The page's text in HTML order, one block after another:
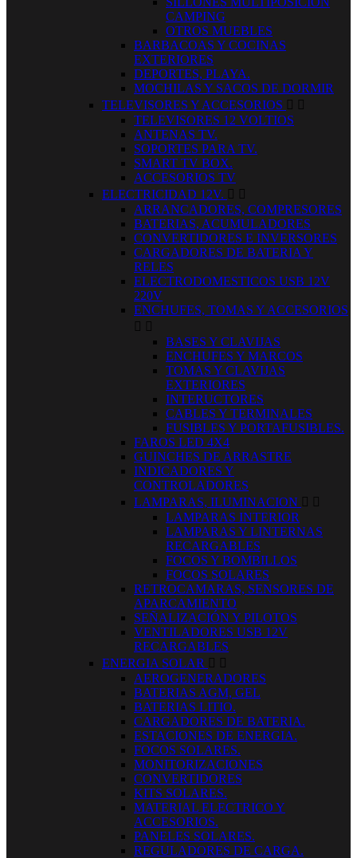
CAMPING
OTROS MUEBLES
BARBACOAS Y COCINAS
EXTERIORES
DEPORTES, PLAYA.
MOCHILAS Y SACOS DE DORMIR
TELEVISORES Y ACCESORIOS  
TELEVISORES 12 VOLTIOS
ANTENAS TV.
SOPORTES PARA TV.
SMART TV BOX.
ACCESORIOS TV
ELECTRICIDAD 12V.  
ARRANCADORES, COMPRESORES
BATERIAS, ACUMULADORES
CONVERTIDORES E INVERSORES
CARGADORES DE BATERIA Y
RELES
ELECTRODOMESTICOS USB 12V
220V
ENCHUFES, TOMAS Y ACCESORIOS
 
BASES Y CLAVIJAS
ENCHUFES Y MARCOS
TOMAS Y CLAVIJAS
EXTERIORES
INTERUCTORES
CABLES Y TERMINALES
FUSIBLES Y PORTAFUSIBLES.
FAROS LED 4X4
GUINCHES DE ARRASTRE
INDICADORES Y
CONTROLADORES
LAMPARAS, ILUMINACION  
LAMPARAS INTERIOR
LAMPARAS Y LINTERNAS
RECARGABLES
FOCOS Y BOMBILLOS
FOCOS SOLARES
RETROCAMARAS, SENSORES DE
APARCAMIENTO
SEÑALIZACIÓN Y PILOTOS
VENTILADORES USB 12V
RECARGABLES
ENERGIA SOLAR  
AEROGENERADORES
BATERIAS AGM, GEL
BATERIAS LITIO.
CARGADORES DE BATERIA.
ESTACIONES DE ENERGIA.
FOCOS SOLARES.
MONITORIZACIONES
CONVERTIDORES
KITS SOLARES.
MATERIAL ELECTRICO Y
ACCESORIOS.
PANELES SOLARES.
REGULADORES DE CARGA.